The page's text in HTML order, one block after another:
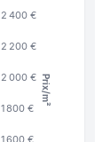
2 400 €
2 200 €
2 000 €
1 800 €
Prix/m²